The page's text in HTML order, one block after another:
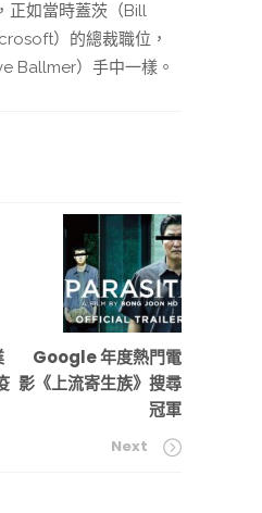
正如當時蓋茨（Bill
）的總裁職位，
Ballmer）手中一樣。
Google 年度熱門電
影《上流寄生族》搜尋
冠軍
Next